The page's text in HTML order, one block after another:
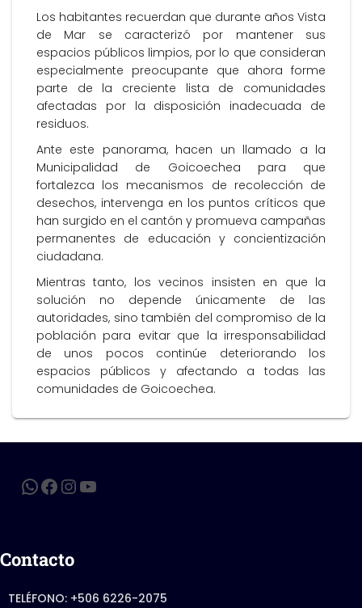
Los habitantes recuerdan que durante años Vista
de Mar se caracterizó por mantener sus
espacios públicos limpios, por lo que consideran
especialmente preocupante que ahora forme
parte de la creciente lista de comunidades
afectadas por la disposición inadecuada de
residuos.
Ante este panorama, hacen un llamado a la
Municipalidad de Goicoechea para que
fortalezca los mecanismos de recolección de
desechos, intervenga en los puntos críticos que
han surgido en el cantón y promueva campañas
permanentes de educación y concientización
ciudadana.
Mientras tanto, los vecinos insisten en que la
solución no depende únicamente de las
autoridades, sino también del compromiso de la
población para evitar que la irresponsabilidad
de unos pocos continúe deteriorando los
espacios públicos y afectando a todas las
comunidades de Goicoechea.
Contacto
TELÉFONO: +506 6226-2075